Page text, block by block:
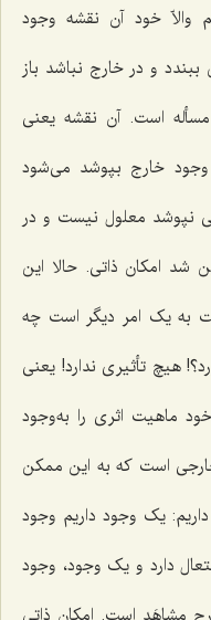
والاّ خود آن نقشه وجود
و در خارج نباشد باز
است. آن نقشه یعنى
وجود خارج بپوشد مى‌شود
نپوشد معلول نیست و در
شد امکان ذاتى. حالا این
به یک امر دیگر است چه
هیچ تأثیرى ندارد! یعنی
ماهیت اثرى را به‌وجود
است که به این ممکن
داریم: یک وجود داریم وجود
دارد و یک وجود، وجود